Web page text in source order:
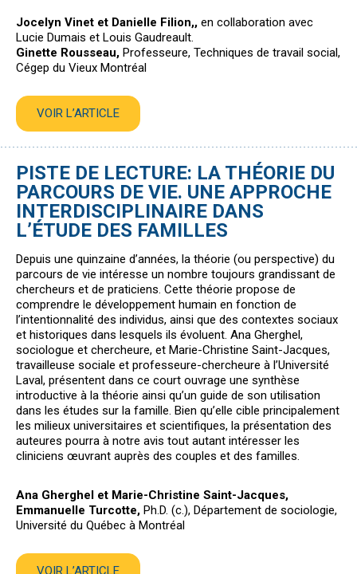
Jocelyn Vinet et Danielle Filion,, en collaboration avec
Lucie Dumais et Louis Gaudreault.
Ginette Rousseau, Professeure, Techniques de travail social,
Cégep du Vieux Montréal
VOIR L’ARTICLE
PISTE DE LECTURE: LA THÉORIE DU
PARCOURS DE VIE. UNE APPROCHE
INTERDISCIPLINAIRE DANS
L’ÉTUDE DES FAMILLES
Depuis une quinzaine d’années, la théorie (ou perspective) du
parcours de vie intéresse un nombre toujours grandissant de
chercheurs et de praticiens. Cette théorie propose de
comprendre le développement humain en fonction de
l’intentionnalité des individus, ainsi que des contextes sociaux
et historiques dans lesquels ils évoluent. Ana Gherghel,
sociologue et chercheure, et Marie-Christine Saint-Jacques,
travailleuse sociale et professeure-chercheure à l’Université
Laval, présentent dans ce court ouvrage une synthèse
introductive à la théorie ainsi qu’un guide de son utilisation
dans les études sur la famille. Bien qu’elle cible principalement
les milieux universitaires et scientifiques, la présentation des
auteures pourra à notre avis tout autant intéresser les
cliniciens œuvrant auprès des couples et des familles.
Ana Gherghel et Marie-Christine Saint-Jacques,
Emmanuelle Turcotte, Ph.D. (c.), Département de sociologie,
Université du Québec à Montréal
VOIR L’ARTICLE